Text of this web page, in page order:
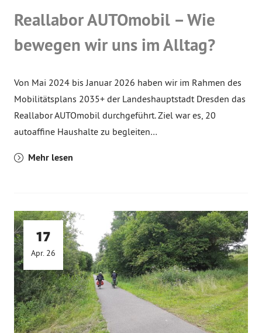
Reallabor AUTOmobil – Wie
bewegen wir uns im Alltag?
Von Mai 2024 bis Januar 2026 haben wir im Rahmen des
Mobilitätsplans 2035+ der Landeshauptstadt Dresden das
Reallabor AUTOmobil durchgeführt. Ziel war es, 20
autoaffine Haushalte zu begleiten…
Mehr lesen
17
Apr. 26